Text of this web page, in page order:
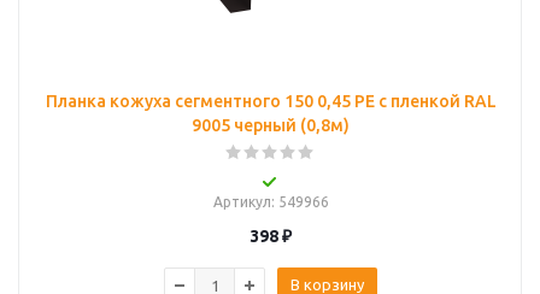
Планка кожуха сегментного 150 0,45 PE с пленкой RAL
9005 черный (0,8м)
Артикул: 549966
398₽
В корзину